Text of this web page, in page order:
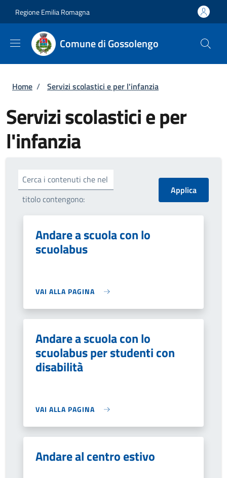
Regione Emilia Romagna
Comune di Gossolengo
Briciole di pane
Home / Servizi scolastici e per l'infanzia
Servizi scolastici e per
l'infanzia
Cerca i contenuti che nel
titolo contengono:
Andare a scuola con lo
scuolabus
VAI ALLA PAGINA
Andare a scuola con lo
scuolabus per studenti con
disabilità
VAI ALLA PAGINA
Andare al centro estivo